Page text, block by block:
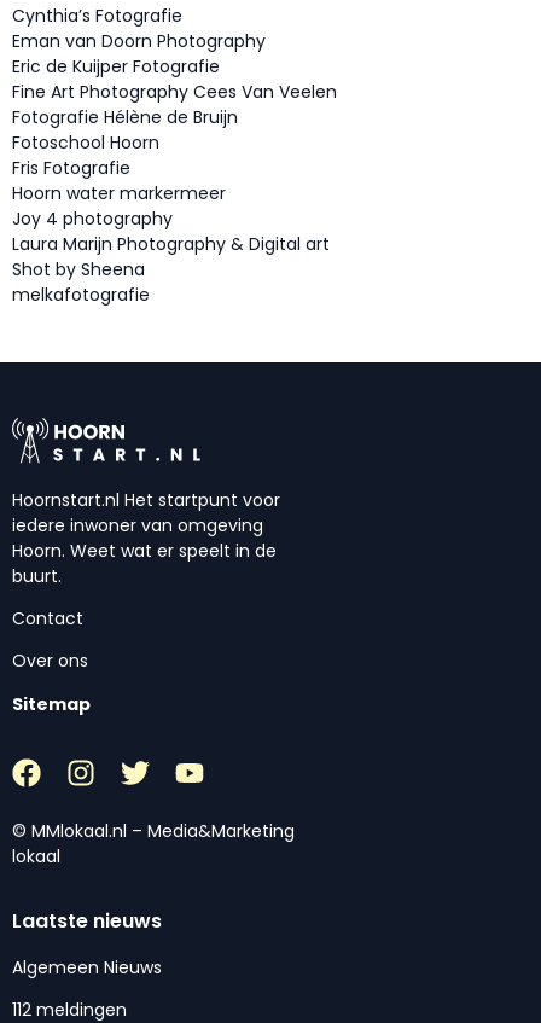
Cynthia’s Fotografie
Eman van Doorn Photography
Eric de Kuijper Fotografie
Fine Art Photography Cees Van Veelen
Fotografie Hélène de Bruijn
Fotoschool Hoorn
Fris Fotografie
Hoorn water markermeer
Joy 4 photography
Laura Marijn Photography & Digital art
Shot by Sheena
melkafotografie
Hoornstart.nl Het startpunt voor
iedere inwoner van omgeving
Hoorn. Weet wat er speelt in de
buurt.
Contact
Over ons
Sitemap
© MMlokaal.nl – Media&Marketing
lokaal
Laatste nieuws
Algemeen Nieuws
112 meldingen